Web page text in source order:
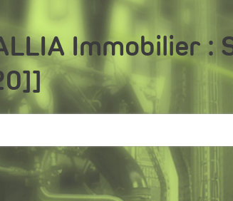
Immobilier :